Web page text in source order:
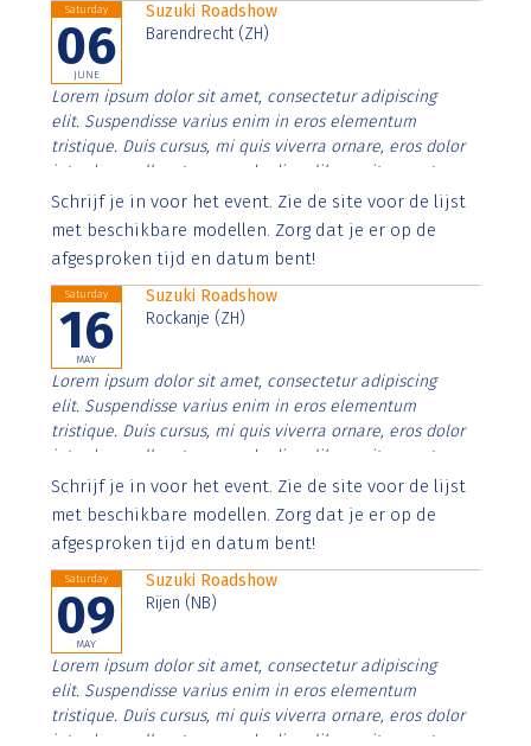
Saturday
06
JUNE
Suzuki Roadshow
Barendrecht (ZH)
Lorem ipsum dolor sit amet, consectetur adipiscing
elit. Suspendisse varius enim in eros elementum
tristique. Duis cursus, mi quis viverra ornare, eros dolor
interdum nulla, ut commodo diam libero vitae erat.
Aenean faucibus nibh et justo cursus id rutrum lorem
imperdiet. Nunc ut sem vitae risus tristique posuere.
Schrijf je in voor het event. Zie de site voor de lijst
met beschikbare modellen. Zorg dat je er op de
afgesproken tijd en datum bent!
Saturday
16
MAY
Suzuki Roadshow
Rockanje (ZH)
Lorem ipsum dolor sit amet, consectetur adipiscing
elit. Suspendisse varius enim in eros elementum
tristique. Duis cursus, mi quis viverra ornare, eros dolor
interdum nulla, ut commodo diam libero vitae erat.
Aenean faucibus nibh et justo cursus id rutrum lorem
imperdiet. Nunc ut sem vitae risus tristique posuere.
Schrijf je in voor het event. Zie de site voor de lijst
met beschikbare modellen. Zorg dat je er op de
afgesproken tijd en datum bent!
Saturday
09
MAY
Suzuki Roadshow
Rijen (NB)
Lorem ipsum dolor sit amet, consectetur adipiscing
elit. Suspendisse varius enim in eros elementum
tristique. Duis cursus, mi quis viverra ornare, eros dolor
interdum nulla, ut commodo diam libero vitae erat.